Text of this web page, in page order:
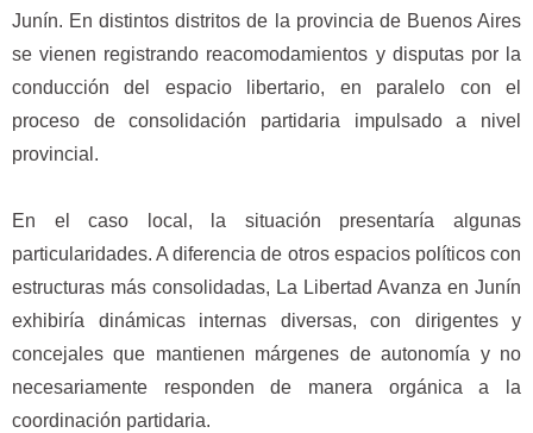
Junín. En distintos distritos de la provincia de Buenos Aires
se vienen registrando reacomodamientos y disputas por la
conducción del espacio libertario, en paralelo con el
proceso de consolidación partidaria impulsado a nivel
provincial.
En el caso local, la situación presentaría algunas
particularidades. A diferencia de otros espacios políticos con
estructuras más consolidadas, La Libertad Avanza en Junín
exhibiría dinámicas internas diversas, con dirigentes y
concejales que mantienen márgenes de autonomía y no
necesariamente responden de manera orgánica a la
coordinación partidaria.